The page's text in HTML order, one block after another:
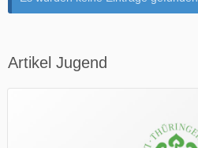
Artikel Jugend